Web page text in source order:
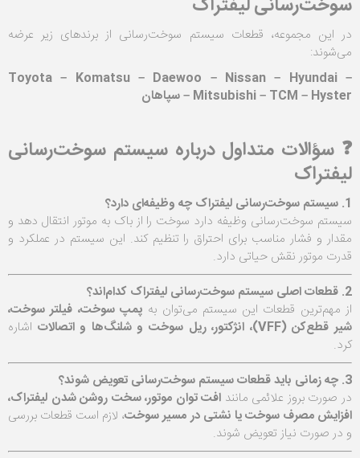
سوخت‌رسانی لیفتراک
در این مجموعه، قطعات سیستم سوخت‌رسانی از برندهای زیر عرضه
می‌شوند:
Toyota – Komatsu – Daewoo – Nissan – Hyundai –
Mitsubishi – TCM – Hyster – سپاهان
❓ سؤالات متداول درباره سیستم سوخت‌رسانی
لیفتراک
1. سیستم سوخت‌رسانی لیفتراک چه وظیفه‌ای دارد؟
سیستم سوخت‌رسانی وظیفه دارد سوخت را از باک به موتور انتقال دهد و
مقدار و فشار مناسب برای احتراق را تنظیم کند. این سیستم در عملکرد و
قدرت موتور نقش حیاتی دارد.
2. قطعات اصلی سیستم سوخت‌رسانی لیفتراک کدام‌اند؟
از مهم‌ترین قطعات این سیستم می‌توان به پمپ سوخت، فیلتر سوخت،
شیر قطع‌کن (VFF)، انژکتور، ریل سوخت و شلنگ‌ها و اتصالات
اشاره
کرد.
3. چه زمانی باید قطعات سیستم سوخت‌رسانی تعویض شوند؟
در صورت بروز علائمی مانند افت توان موتور، سخت روشن شدن لیفتراک،
افزایش مصرف سوخت یا نشتی در مسیر سوخت، لازم است قطعات بررسی
و در صورت نیاز تعویض شوند.